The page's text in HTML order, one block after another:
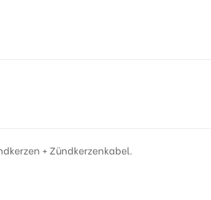
+ Zündkerzenkabel.